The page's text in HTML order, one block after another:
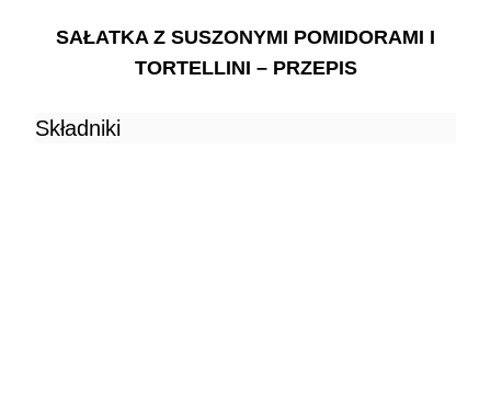
SAŁATKA Z SUSZONYMI POMIDORAMI I
TORTELLINI – PRZEPIS
Składniki